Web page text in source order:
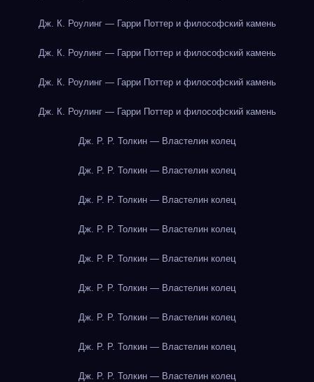
Дж. К. Роулинг — Гарри Поттер и философский камень
Дж. К. Роулинг — Гарри Поттер и философский камень
Дж. К. Роулинг — Гарри Поттер и философский камень
Дж. К. Роулинг — Гарри Поттер и философский камень
Дж. Р. Р. Толкин — Властелин колец
Дж. Р. Р. Толкин — Властелин колец
Дж. Р. Р. Толкин — Властелин колец
Дж. Р. Р. Толкин — Властелин колец
Дж. Р. Р. Толкин — Властелин колец
Дж. Р. Р. Толкин — Властелин колец
Дж. Р. Р. Толкин — Властелин колец
Дж. Р. Р. Толкин — Властелин колец
Дж. Р. Р. Толкин — Властелин колец